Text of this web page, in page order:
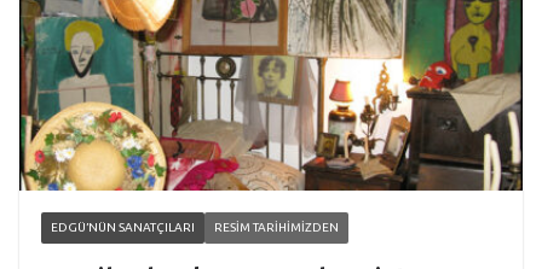
EDGÜ’NÜN SANATÇILARI RESIM TARIHIMIZDEN